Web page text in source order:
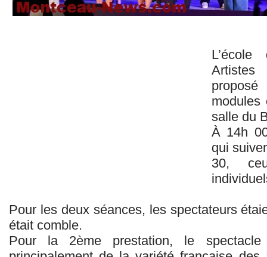
modules
salle du
À 14h
qui
30,
Pour les deux séances, les spectateurs
était comble.
Pour la 2ème prestation, le